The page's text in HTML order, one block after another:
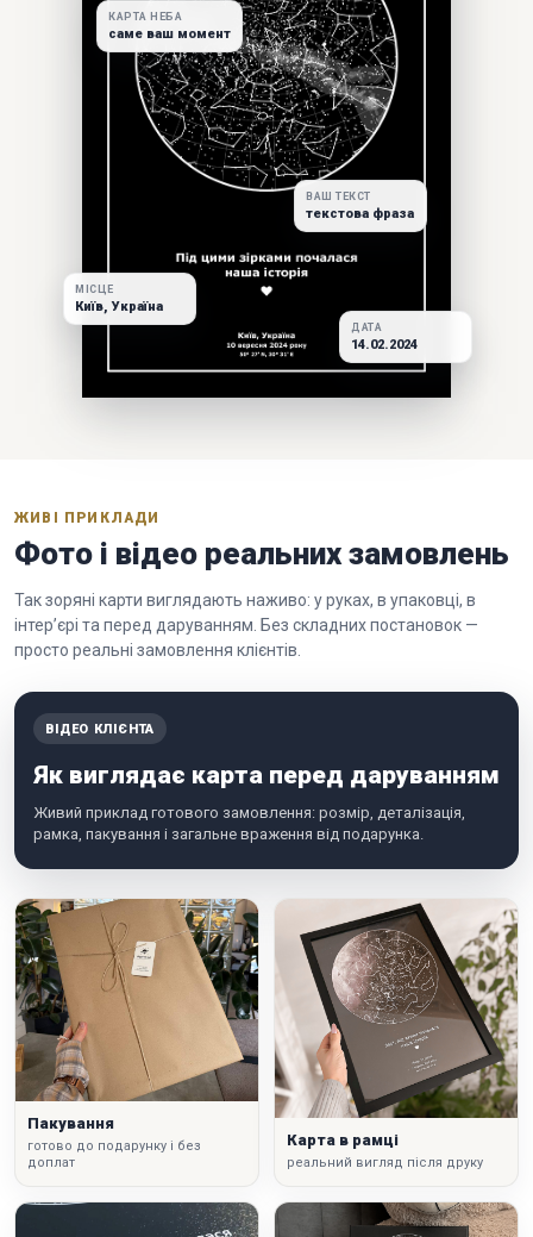
МІСЦЕ
Київ, Україна
ДАТА
14.02.2024
КАРТА НЕБА
саме ваш момент
ВАШ ТЕКСТ
текстова фраза
ЖИВІ ПРИКЛАДИ
Фото і відео реальних замовлень
Так зоряні карти виглядають наживо: у руках, в упаковці, в
інтер’єрі та перед даруванням. Без складних постановок —
просто реальні замовлення клієнтів.
ВІДЕО КЛІЄНТА
Як виглядає карта перед даруванням
Живий приклад готового замовлення: розмір, деталізація,
рамка, пакування і загальне враження від подарунка.
Пакування
готово до подарунку і без
доплат
Карта в рамці
реальний вигляд після друку